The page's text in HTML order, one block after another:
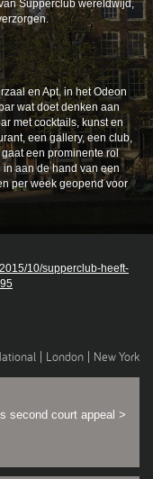
Supperclub wereldwijd,
en Apt. in het Odeon
wat doet denken aan
met cocktails, kunst en
een gallery, een club,
een prominente rol
aan de hand van een
per week geopend voor
10/supperclub-heeft-
| London | New York
second court appeal >